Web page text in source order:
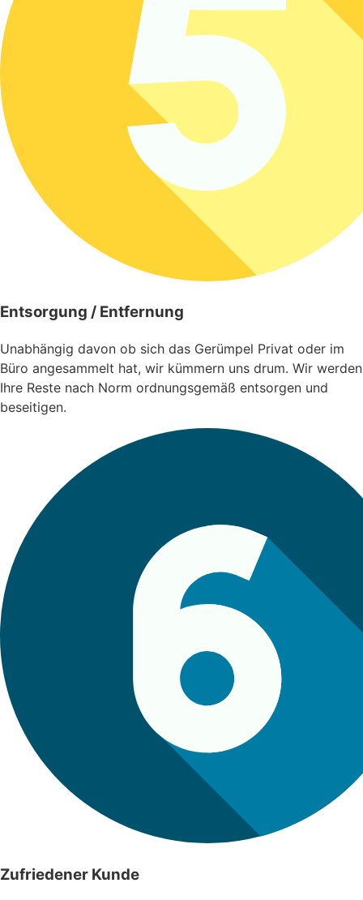
Entsorgung / Entfernung
Unabhängig davon ob sich das Gerümpel Privat oder im
Büro angesammelt hat, wir kümmern uns drum. Wir werden
Ihre Reste nach Norm ordnungsgemäß entsorgen und
beseitigen.
Zufriedener Kunde